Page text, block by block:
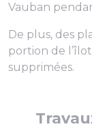
Vauban
De plus, des
portion de
supprimées.